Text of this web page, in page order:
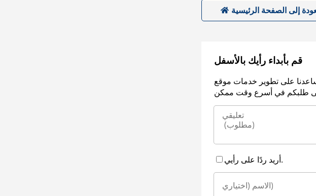
إلى الصفحة الرئيسية
قم بأبداء رأيك بالأسفل
على تطوير خدمات موقع
أريد ردًا على رأيي.